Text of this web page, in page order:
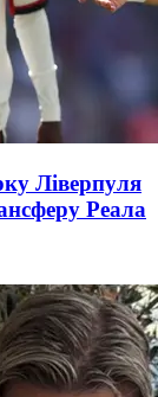
Ліверпуля
Реала